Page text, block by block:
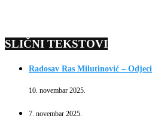
SLIČNI TEKSTOVI
Radosav Ras Milutinović – Odjeci
10. novembar 2025.
7. novembar 2025.